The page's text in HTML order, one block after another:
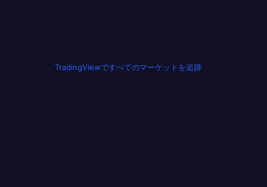
TradingViewですべてのマーケットを追跡